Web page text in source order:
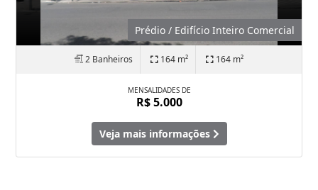
Prédio / Edifício Inteiro Comercial
2 Banheiros 164 m² 164 m²
MENSALIDADES DE
R$ 5.000
Veja mais informações